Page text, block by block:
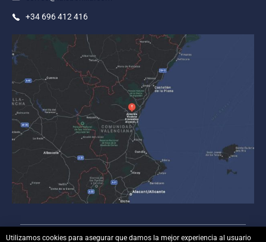
+34 696 412 416
Utilizamos cookies para asegurar que damos la mejor experiencia al usuario